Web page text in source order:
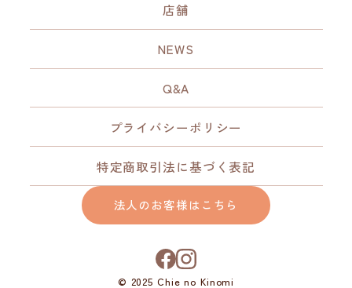
法人のお客様はこちら
© 2025 Chie no Kinomi
店舗
NEWS
Q&A
プライバシーポリシー
特定商取引法に基づく表記